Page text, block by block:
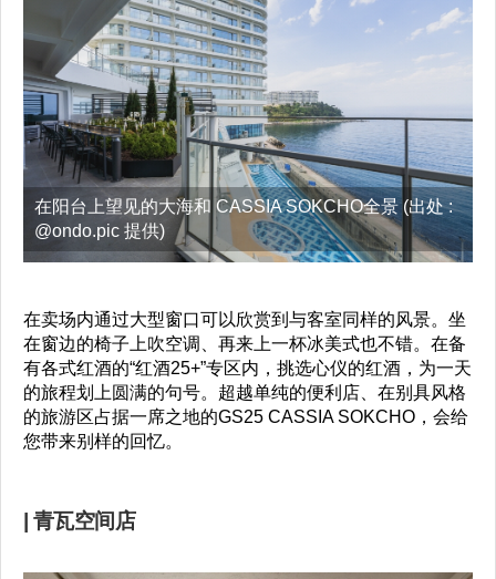
在阳台上望见的大海和 CASSIA SOKCHO全景 (出处 :
@ondo.pic 提供)
在卖场内通过大型窗口可以欣赏到与客室同样的风景。坐
在窗边的椅子上吹空调、再来上一杯冰美式也不错。在备
有各式红酒的“红酒25+”专区内，挑选心仪的红酒，为一天
的旅程划上圆满的句号。超越单纯的便利店、在别具风格
的旅游区占据一席之地的GS25 CASSIA SOKCHO，会给
您带来别样的回忆。
| 青瓦空间店